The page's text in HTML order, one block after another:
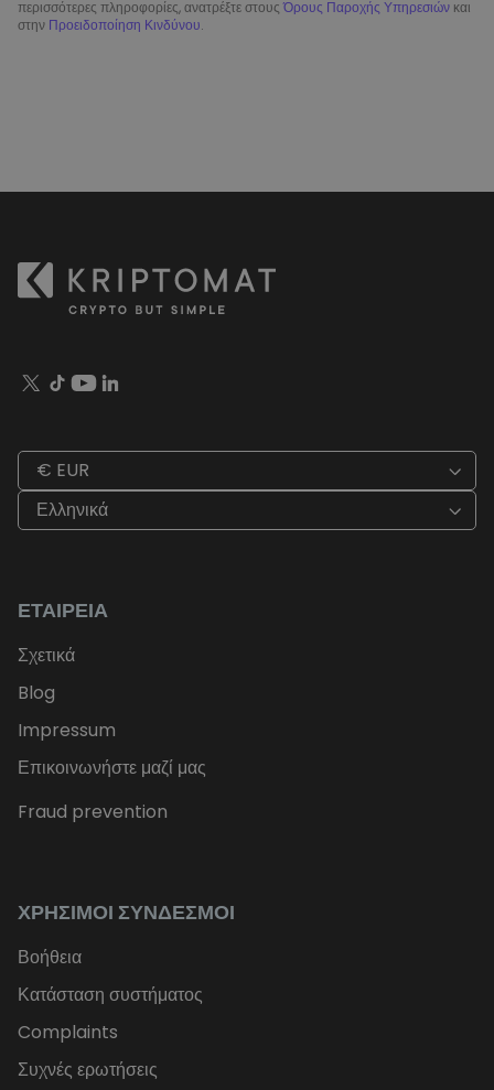
περισσότερες πληροφορίες, ανατρέξτε στουςΌρους Παροχής Υπηρεσιών και
στην Προειδοποίηση Κινδύνου.
€ EUR
Ελληνικά
ΕΤΑΙΡΕΊΑ
Σχετικά
Blog
Impressum
Επικοινωνήστε μαζί μας
Fraud prevention
ΧΡΉΣΙΜΟΙ ΣΎΝΔΕΣΜΟΙ
Βοήθεια
Κατάσταση συστήματος
Complaints
Συχνές ερωτήσεις